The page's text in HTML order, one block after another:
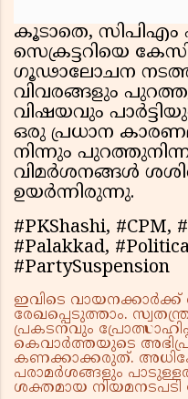
കൂടാതെ, സിപിഎം
സെക്രട്ടറിയെ
ഗൂഢാലോചന
വിവരങ്ങളും
വിഷയവും
ഒരു പ്രധാന
നിന്നും
വിമർശനങ്ങൾ
ഉയർന്നിരുന്നു.
#PKShashi, #CPM,
#Palakkad,
#PartySuspension
ഇവിടെ വായനക്കാർക്ക്
രേഖപ്പെടുത്താം.
പ്രകടനവും
കെവാർത്തയുടെ
കണക്കാക്കരുത്.
പരാമർശങ്ങളും
ശക്തമായ നിയമനടപടി